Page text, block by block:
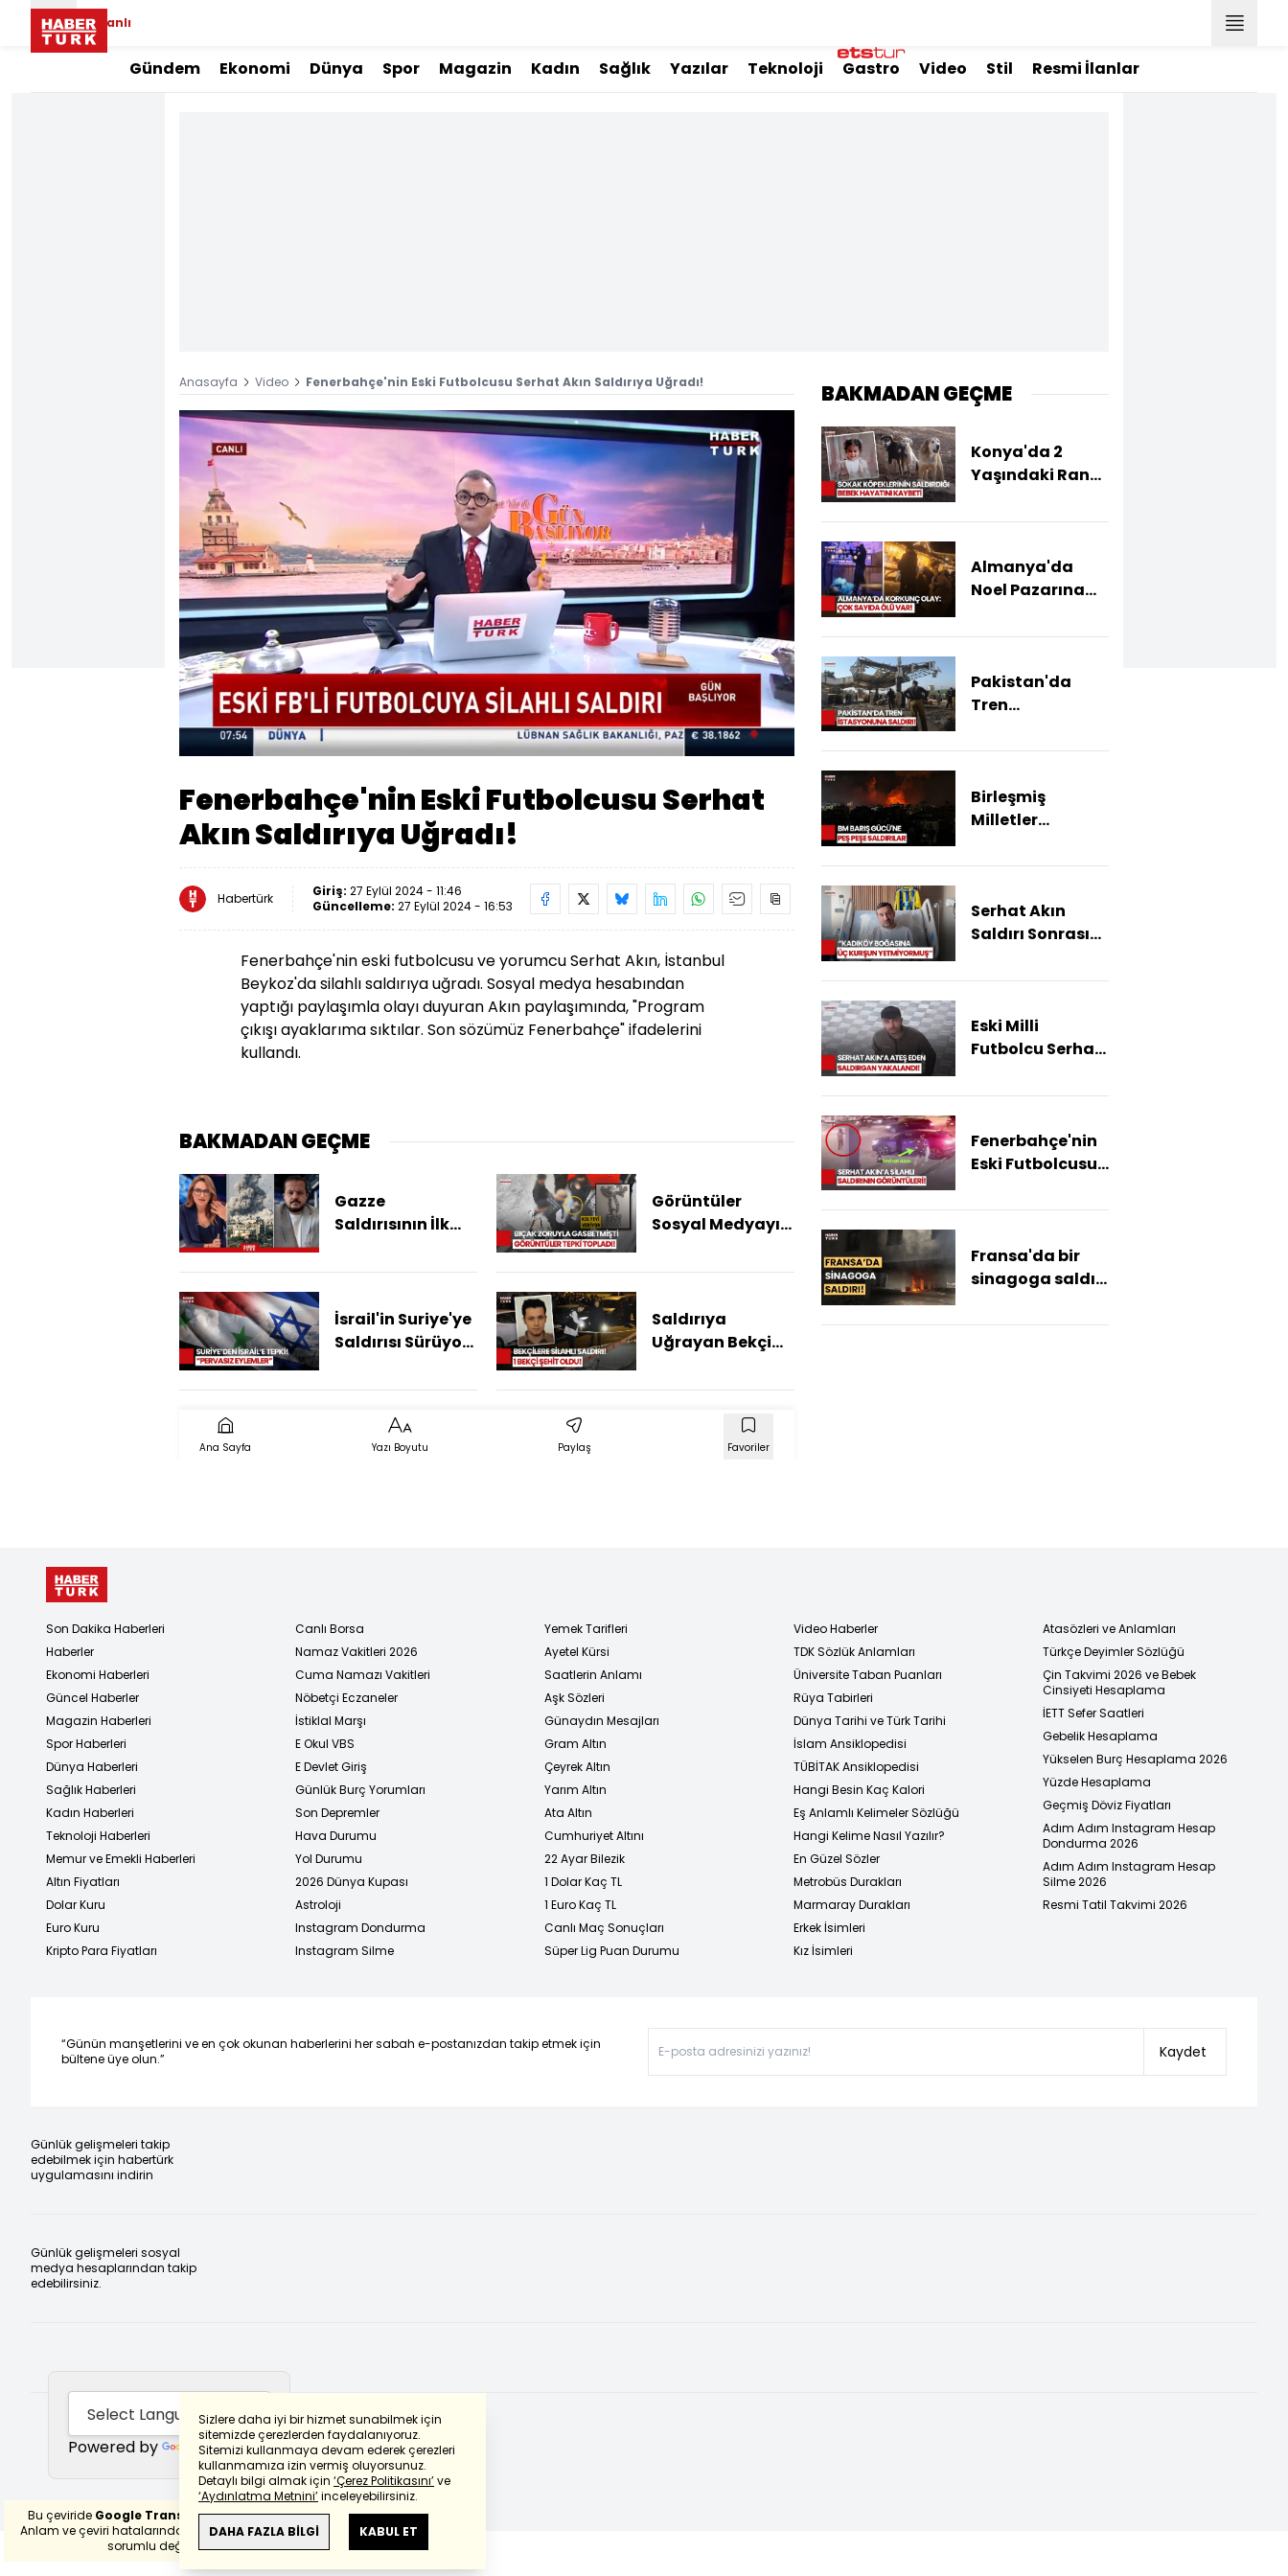
Canlı
Gündem Ekonomi Dünya Spor Magazin Kadın Sağlık Yazılar Teknoloji Gastro Video Stil Resmi İlanlar
Anasayfa Video Fenerbahçe'nin Eski Futbolcusu Serhat Akın Saldırıya Uğradı!
Sesi
Yüklendi :
100.00%
Oynatma
Fenerbahçe'nin Eski Futbolcusu Serhat
Akın Saldırıya Uğradı!
Habertürk Giriş: 27 Eylül 2024 - 11:46
Güncelleme: 27 Eylül 2024 - 16:53
Fenerbahçe'nin eski futbolcusu ve yorumcu Serhat Akın, İstanbul
Beykoz'da silahlı saldırıya uğradı. Sosyal medya hesabından
yaptığı paylaşımla olayı duyuran Akın paylaşımında, "Program
çıkışı ayaklarıma sıktılar. Son sözümüz Fenerbahçe" ifadelerini
kullandı.
BAKMADAN GEÇME
Gazze
Saldırısının İlk
Başladı! Bundan
Olacak?
Görüntüler
Sosyal Medyayı
Bıçakla Kolye
Poz Verdi
İsrail'in Suriye'ye
Saldırısı Sürüyor!
Öldü"
Saldırıya
Uğrayan Bekçi
Ana Sayfa Yazı Boyutu Paylaş Favoriler
BAKMADAN GEÇME
Konya'da 2
Yaşındaki Rana,
Saldırısında
Almanya'da
Noel Pazarına
Saldırı:11 Kişi
Kişi Yaralandı!
Pakistan'da
Tren
Bombalı Saldırı
Birleşmiş
Milletler
cevap verecek?
Serhat Akın
Saldırı Sonrası
Eski Milli
Futbolcu Serhat
Silahlı Saldırıyı
Şüpheli
Yakalandı!
Fenerbahçe'nin
Eski Futbolcusu
Saldırı Anı
Böyle Yansıdı!
Fransa'da bir
sinagoga saldırı
Sizlere daha iyi bir hizmet sunabilmek için
sitemizde çerezlerden faydalanıyoruz.
Sitemizi kullanmaya devam ederek çerezleri
kullanmamıza izin vermiş oluyorsunuz.
Detaylı bilgi almak için ‘Çerez Politikasını’ve
‘Aydınlatma Metnini’inceleyebilirsiniz.
DAHA FAZLA BİLGİ KABUL ET
Son Dakika Haberleri
Haberler
Ekonomi Haberleri
Güncel Haberler
Magazin Haberleri
Spor Haberleri
Dünya Haberleri
Sağlık Haberleri
Kadın Haberleri
Teknoloji Haberleri
Memur ve Emekli Haberleri
Altın Fiyatları
Dolar Kuru
Euro Kuru
Kripto Para Fiyatları
Canlı Borsa
Namaz Vakitleri 2026
Cuma Namazı Vakitleri
Nöbetçi Eczaneler
İstiklal Marşı
E Okul VBS
E Devlet Giriş
Günlük Burç Yorumları
Son Depremler
Hava Durumu
Yol Durumu
2026 Dünya Kupası
Astroloji
Instagram Dondurma
Instagram Silme
Yemek Tarifleri
Ayetel Kürsi
Saatlerin Anlamı
Aşk Sözleri
Günaydın Mesajları
Gram Altın
Çeyrek Altın
Yarım Altın
Ata Altın
Cumhuriyet Altını
22 Ayar Bilezik
1 Dolar Kaç TL
1 Euro Kaç TL
Canlı Maç Sonuçları
Süper Lig Puan Durumu
Video Haberler
TDK Sözlük Anlamları
Üniversite Taban Puanları
Rüya Tabirleri
Dünya Tarihi ve Türk Tarihi
İslam Ansiklopedisi
TÜBİTAK Ansiklopedisi
Hangi Besin Kaç Kalori
Eş Anlamlı Kelimeler Sözlüğü
Hangi Kelime Nasıl Yazılır?
En Güzel Sözler
Metrobüs Durakları
Marmaray Durakları
Erkek İsimleri
Kız İsimleri
Atasözleri ve Anlamları
Türkçe Deyimler Sözlüğü
Çin Takvimi 2026 ve Bebek
Cinsiyeti Hesaplama
İETT Sefer Saatleri
Gebelik Hesaplama
Yükselen Burç Hesaplama 2026
Yüzde Hesaplama
Geçmiş Döviz Fiyatları
Adım Adım Instagram Hesap
Dondurma 2026
Adım Adım Instagram Hesap
Silme 2026
Resmi Tatil Takvimi 2026
“Günün manşetlerini ve en çok okunan haberlerini her sabah e-postanızdan takip etmek için
bültene üye olun.”
Kaydet
Günlük gelişmeleri takip
edebilmek için habertürk
uygulamasını indirin
Günlük gelişmeleri sosyal
medya hesaplarından takip
edebilirsiniz.
Powered by Translate
Bu çeviride Google Transletekullanılmıştır.
Anlam ve çeviri hatalarından
haberturk.com
sorumlu değildir.